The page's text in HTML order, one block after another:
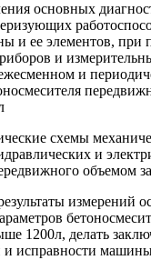
основных
и ее элементов, при
и
и
схемы
и
объемом
измерений
1200л, делать
и исправности